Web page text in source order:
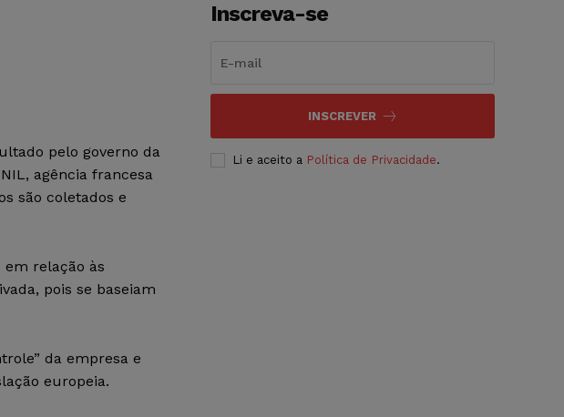
pelo governo da
agência francesa
são coletados e
em relação às
pois se baseiam
da empresa e
europeia.
Inscreva-se
INSCREVER
Li e aceito a Política de Privacidade.